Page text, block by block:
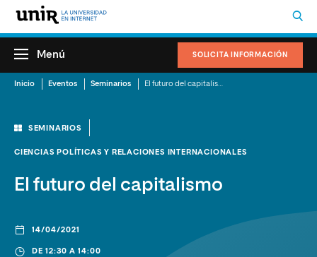
SOLICITA INFORMACIÓN
Menú
Inicio Eventos Seminarios
SEMINARIOS
CIENCIAS POLÍTICAS Y RELACIONES INTERNACIONALES
El futuro del capitalismo
14/04/2021
DE 12:30 A 14:00